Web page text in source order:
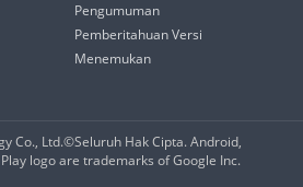
Pengumuman
Pemberitahuan Versi
Menemukan
Co., Ltd.©️Seluruh Hak Cipta. Android,
logo are trademarks of Google Inc.